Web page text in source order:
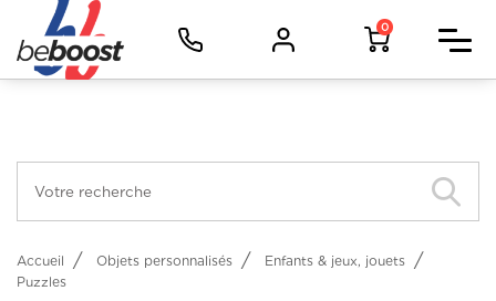
Facebook (Customer Chat) est désactivé. Autoriser
0
Vêtements d'image
Vêtements de travail
Objets
Métiers
Accueil Objets personnalisés
Enfants & jeux, jouets
Puzzles
Panneau de gestion des cookies